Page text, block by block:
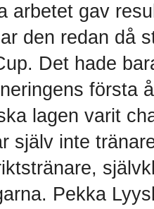
arbetet gav
den redan då
Det hade
första
lagen varit
själv inte
Pekka